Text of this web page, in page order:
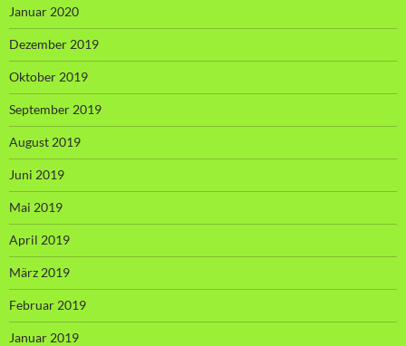
Januar 2020
Dezember 2019
Oktober 2019
September 2019
August 2019
Juni 2019
Mai 2019
April 2019
März 2019
Februar 2019
Januar 2019